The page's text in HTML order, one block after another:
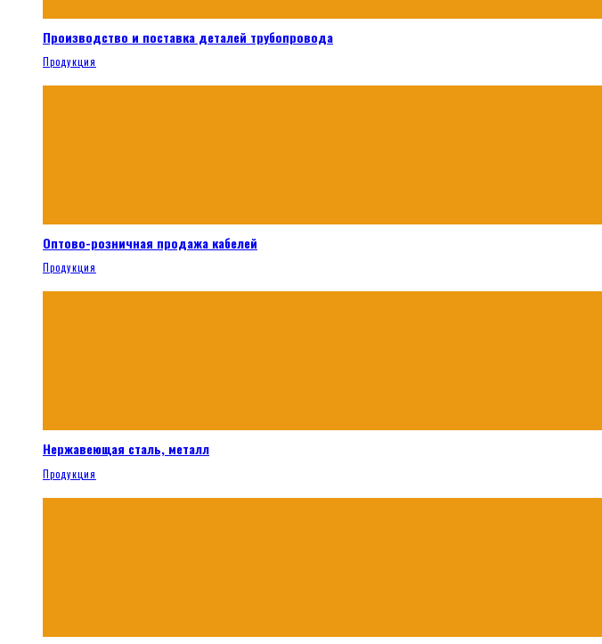
Производство и поставка деталей трубопровода
Продукция
Оптово-розничная продажа кабелей
Продукция
Нержавеющая сталь, металл
Продукция